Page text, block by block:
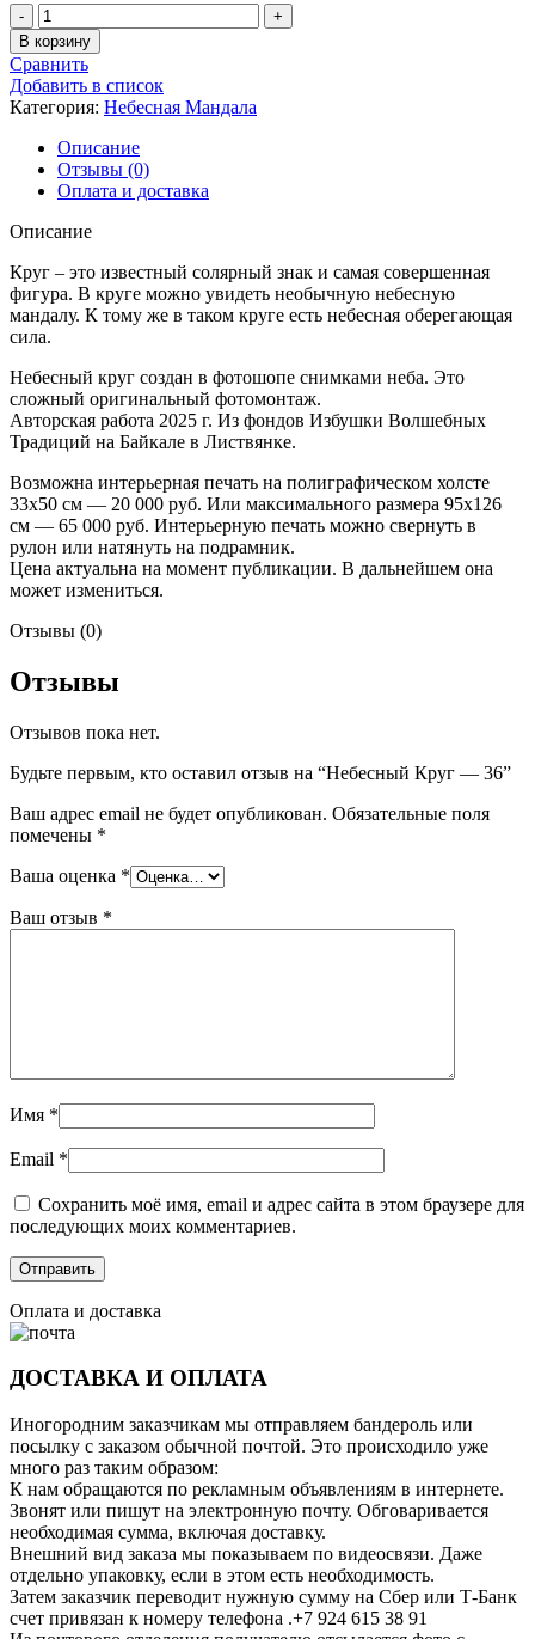
Количество
товара
Небесный
Круг
-
36
В корзину
Сравнить
Добавить в список
Категория: Небесная Мандала
Описание
Отзывы (0)
Оплата и доставка
Описание
Круг – это известный солярный знак и самая совершенная
фигура. В круге можно увидеть необычную небесную
мандалу. К тому же в таком круге есть небесная оберегающая
сила.
Небесный круг создан в фотошопе снимками неба. Это
сложный оригинальный фотомонтаж.
Авторская работа 2025 г. Из фондов Избушки Волшебных
Традиций на Байкале в Листвянке.
Возможна интерьерная печать на полиграфическом холсте
33х50 см — 20 000 руб. Или максимального размера 95х126
см — 65 000 руб. Интерьерную печать можно свернуть в
рулон или натянуть на подрамник.
Цена актуальна на момент публикации. В дальнейшем она
может измениться.
Отзывы (0)
Отзывы
Отзывов пока нет.
Будьте первым, кто оставил отзыв на “Небесный Круг — 36”
Ваш адрес email не будет опубликован. Обязательные поля
помечены *
Ваша оценка *
Ваш отзыв *
Имя *
Email *
Сохранить моё имя, email и адрес сайта в этом браузере для
последующих моих комментариев.
Оплата и доставка
ДОСТАВКА И ОПЛАТА
Иногородним заказчикам мы отправляем бандероль или
посылку с заказом обычной почтой. Это происходило уже
много раз таким образом:
К нам обращаются по рекламным объявлениям в интернете.
Звонят или пишут на электронную почту. Обговаривается
необходимая сумма, включая доставку.
Внешний вид заказа мы показываем по видеосвязи. Даже
отдельно упаковку, если в этом есть необходимость.
Затем заказчик переводит нужную сумму на Сбер или Т-Банк
счет привязан к номеру телефона .+7 924 615 38 91